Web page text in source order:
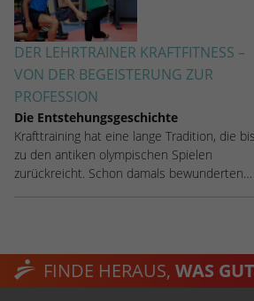
DER LEHRTRAINER KRAFTFITNESS –
VON DER BEGEISTERUNG ZUR
PROFESSION
Die Entstehungsgeschichte
Krafttraining hat eine lange Tradition, die bis
zu den antiken olympischen Spielen
zurückreicht. Schon damals bewunderten…
FINDE HERAUS, WAS